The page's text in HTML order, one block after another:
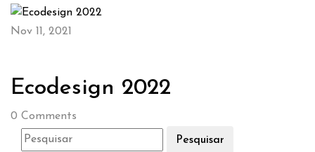
Nov 11, 2021
Ecodesign 2022
0 Comments
Pesquisar